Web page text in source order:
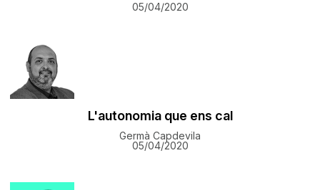
05/04/2020
L'autonomia que ens cal
Germà Capdevila
05/04/2020